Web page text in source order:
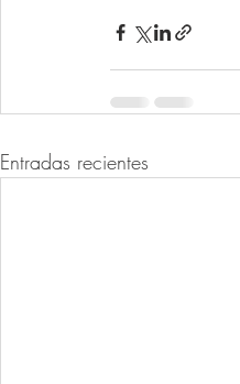
Entradas recientes